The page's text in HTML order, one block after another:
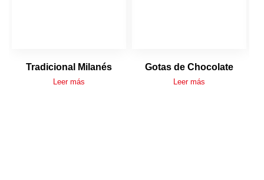
Tradicional Milanés
Leer más
Gotas de Chocolate
Leer más